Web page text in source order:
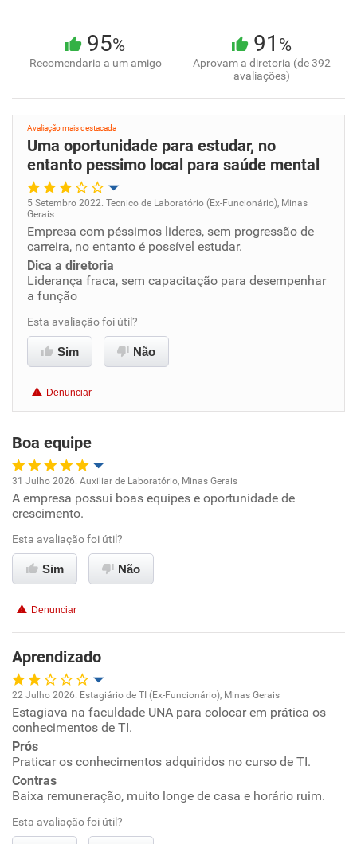
95%
Recomendaria a um amigo
91 %
Aprovam a diretoria (de 392
avaliações)
Avaliação mais destacada
Uma oportunidade para estudar, no
entanto pessimo local para saúde mental
Oportunidade de promoção
Ambiente de trabalho
Conciliação com a vida familiar
Benefícios
5 Setembro 2022. Tecnico de Laboratório (Ex-Funcionário), Minas
Gerais
Empresa com péssimos lideres, sem progressão de
carreira, no entanto é possível estudar.
Dica a diretoria
Liderança fraca, sem capacitação para desempenhar
a função
Esta avaliação foi útil?
Sim Não
Denunciar
Boa equipe
Oportunidade de promoção
Ambiente de trabalho
Conciliação com a vida familiar
Recomenda esta empresa
31 Julho 2026. Auxiliar de Laboratório, Minas Gerais
A empresa possui boas equipes e oportunidade de
crescimento.
Esta avaliação foi útil?
Sim Não
Denunciar
Aprendizado
Oportunidade de promoção
Ambiente de trabalho
Conciliação com a vida familiar
Benefícios
22 Julho 2026. Estagiário de TI (Ex-Funcionário), Minas Gerais
Estagiava na faculdade UNA para colocar em prática os
conhecimentos de TI.
Prós
Praticar os conhecimentos adquiridos no curso de TI.
Contras
Baixa remuneração, muito longe de casa e horário ruim.
Esta avaliação foi útil?